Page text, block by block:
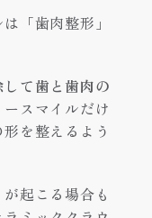
「歯肉整形」
て歯と歯肉の
スマイルだけ
を整えるよう
起こる場合も